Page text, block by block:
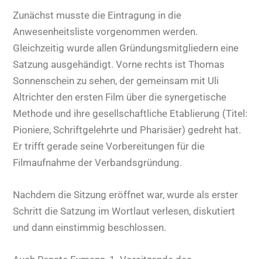
Zunächst musste die Eintragung in die
Anwesenheitsliste vorgenommen werden.
Gleichzeitig wurde allen Gründungsmitgliedern eine
Satzung ausgehändigt. Vorne rechts ist Thomas
Sonnenschein zu sehen, der gemeinsam mit Uli
Altrichter den ersten Film über die synergetische
Methode und ihre gesellschaftliche Etablierung (Titel:
Pioniere, Schriftgelehrte und Pharisäer) gedreht hat.
Er trifft gerade seine Vorbereitungen für die
Filmaufnahme der Verbandsgründung.
Nachdem die Sitzung eröffnet war, wurde als erster
Schritt die Satzung im Wortlaut verlesen, diskutiert
und dann einstimmig beschlossen.